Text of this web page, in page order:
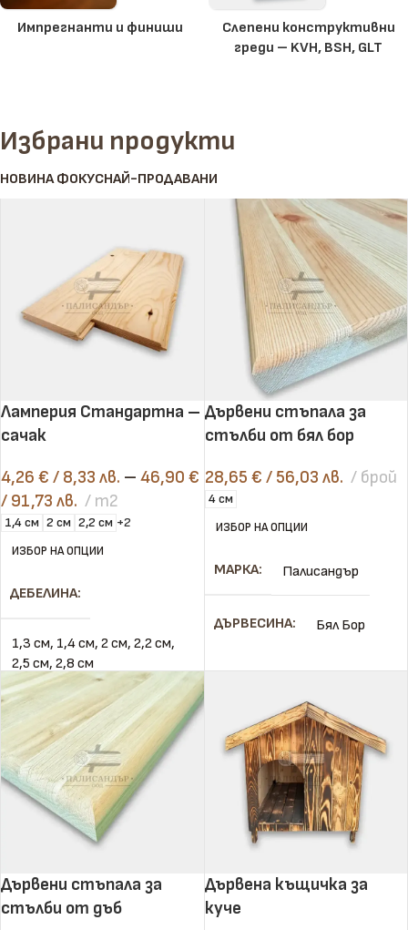
Импрегнанти и финиши
Слепени конструктивни
греди – KVH, BSH, GLT
Избрани продукти
НОВИНА ФОКУСНАЙ-ПРОДАВАНИ
Ламперия Стандартна –
сачак
4,26 € / 8,33 лв. – 46,90 €
/ 91,73 лв.
m2
1,4 см 2 см 2,2 см +2
ИЗБОР НА ОПЦИИ
ДЕБЕЛИНА
1,3 см, 1,4 см, 2 см, 2,2 см,
2,5 см, 2,8 см
11 см, 11,6 см,11,7 см,12
см,13 см,13,7 см,14 см
14,6 см,15 см, 15,7 см
18 см,19 см,7 см
ДЪЛЖИНА
Дървени стъпала за
стълби от бял бор
28,65 € / 56,03 лв. брой
4 см
ИЗБОР НА ОПЦИИ
МАРКА Палисандър
ДЪРВЕСИНА Бял Бор
ВЛАЖНОСТ Сухо
ДЕБЕЛИНА 4 см
ШИРИНА 33 см
ДЪЛЖИНА
Дървени стъпала за
стълби от дъб
Дървена къщичка за
куче